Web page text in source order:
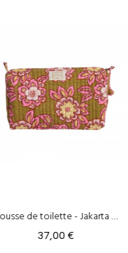
37,00 €